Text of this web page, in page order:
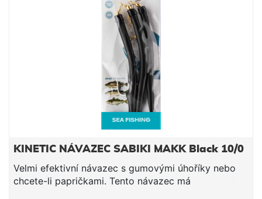
KINETIC NÁVAZEC SABIKI MAKK Black 10/0
Velmi efektivní návazec s gumovými úhoříky nebo
chcete-li papričkami. Tento návazec má